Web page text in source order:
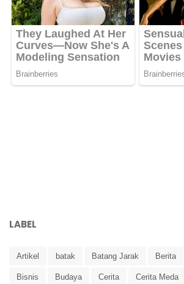
LABEL
Artikel batak Batang Jarak Berita
Bisnis Budaya Cerita Cerita Meda